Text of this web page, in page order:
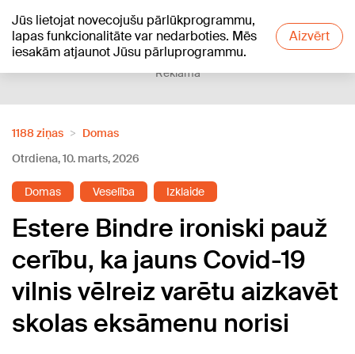
Jūs lietojat novecojušu pārlūkprogrammu,
lapas funkcionalitāte var nedarboties. Mēs
iesakām atjaunot Jūsu pārluprogrammu.
Aizvērt
+21°C
Reklāma
1188 ziņas
Domas
Otrdiena, 10. marts, 2026
Domas Veselība Izklaide
Estere Bindre ironiski pauž
cerību, ka jauns Covid-19
vilnis vēlreiz varētu aizkavēt
skolas eksāmenu norisi